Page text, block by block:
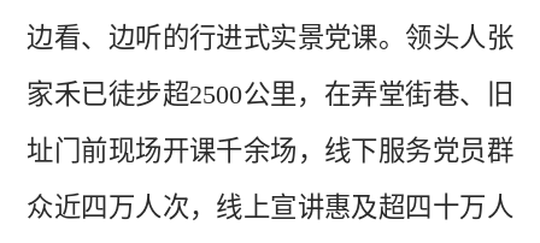
边看、边听的行进式实景党课。领头人张
家禾已徒步超2500公里，在弄堂街巷、旧
址门前现场开课千余场，线下服务党员群
众近四万人次，线上宣讲惠及超四十万人